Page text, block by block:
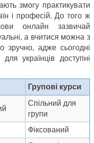
змогу практикувати
і професій. До того ж
онлайн зазвичай
а вчитися можна з
зручно, адже сьогодні
українців доступні
Групові курси
Спільний для
групи
Фіксований